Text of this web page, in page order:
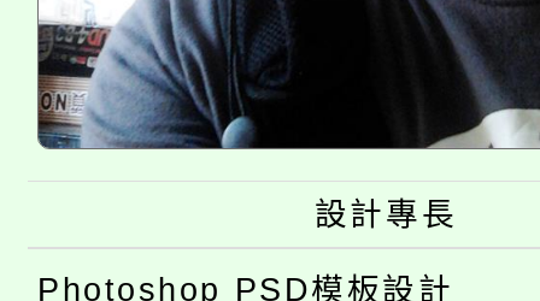
設計專長
Photoshop PSD模板設計